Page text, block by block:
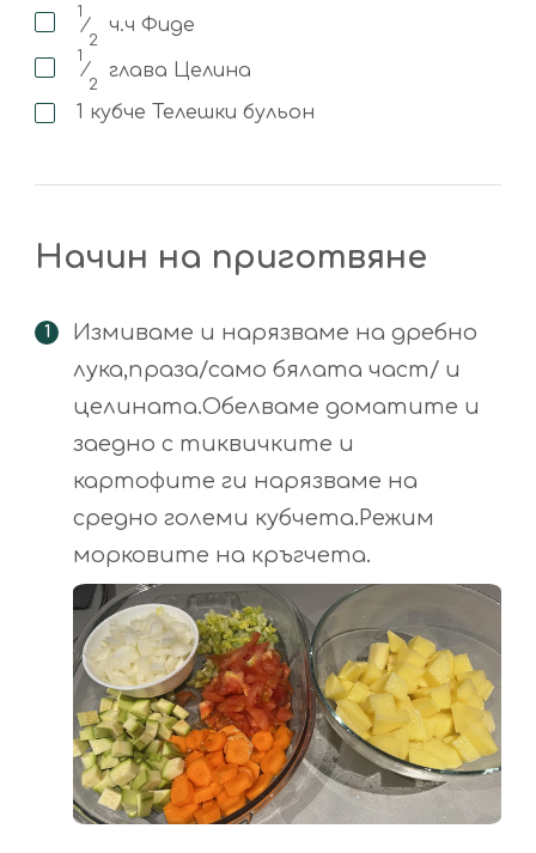
1
⁄
2
ч.ч Фиде
1
⁄
2
глава Целина
1 кубче Телешки бульон
Начин на приготвяне
Измиваме и нарязваме на дребно
лука,праза/само бялата част/ и
целината.Обелваме доматите и
заедно с тиквичките и
картофите ги нарязваме на
средно големи кубчета.Режим
морковите на кръгчета.